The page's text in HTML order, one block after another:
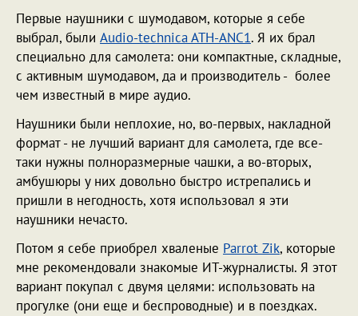
Первые наушники с шумодавом, которые я себе
выбрал, были Audio-techniсa ATH-ANC1. Я их брал
специально для самолета: они компактные, складные,
с активным шумодавом, да и производитель - более
чем известный в мире аудио.
Наушники были неплохие, но, во-первых, накладной
формат - не лучший вариант для самолета, где все-
таки нужны полноразмерные чашки, а во-вторых,
амбушюры у них довольно быстро истрепались и
пришли в негодность, хотя использовал я эти
наушники нечасто.
Потом я себе приобрел хваленые Parrot Zik, которые
мне рекомендовали знакомые ИТ-журналисты. Я этот
вариант покупал с двумя целями: использовать на
прогулке (они еще и беспроводные) и в поездках.